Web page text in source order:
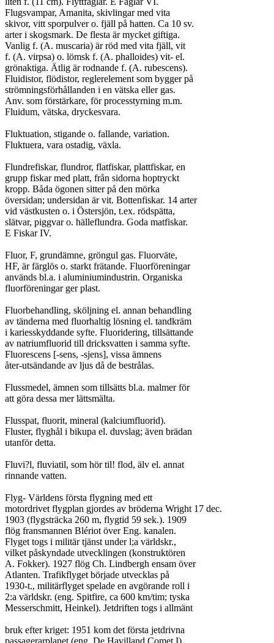
Flugsvampar, Amanita, skivlingar med vita
skivor, vitt sporpulver o. fjäll på hatten. Ca 10 sv.
arter i skogsmark. De flesta är mycket giftiga.
Vanlig f. (A. muscaria) är röd med vita fjäll, vit
f. (A. virpsa) o. lömsk f. (A. phalloides) vit- el.
grönaktiga. Ätlig är rodnande f. (A. rubescens).
Fluidistor, flödistor, reglerelement som bygger på
strömningsförhållanden i en vätska eller gas.
Anv. som förstärkare, för processtyrning m.m.
Fluidum, vätska, dryckesvara.
Fluktuation, stigande o. fallande, variation.
Fluktuera, vara ostadig, växla.
Flundrefiskar, flundror, flatfiskar, plattfiskar, en
grupp fiskar med platt, från sidorna hoptryckt
kropp. Båda ögonen sitter på den mörka
översidan; undersidan är vit. Bottenfiskar. 14 arter
vid västkusten o. i Östersjön, t.ex. rödspätta,
slätvar, piggvar o. hälleflundra. Goda matfiskar.
E Fiskar IV.
Fluor, F, grundämne, gröngul gas. Fluorväte,
HF, är färglös o. starkt frätande. Fluorföreningar
används bl.a. i aluminiumindustrin. Organiska
fluorföreningar ger plast.
Fluorbehandling, sköljning el. annan behandling
av tänderna med fluorhaltig lösning el. tandkräm
i kariesskyddande syfte. Fluoridering, tillsättande
av natriumfluorid till dricksvatten i samma syfte.
Fluorescens [-sens, -sjens], vissa ämnens
åter-utsändande av ljus då de bestrålas.
Flussmedel, ämnen som tillsätts bl.a. malmer för
att göra dessa mer lättsmälta.
Flusspat, fluorit, mineral (kalciumfluorid).
Fluster, flyghål i bikupa el. duvslag; även brädan
utanför detta.
Fluvi?l, fluviatil, som hör til! flod, älv el. annat
rinnande vatten.
Flyg- Världens första flygning med ett
motordrivet flygplan gjordes av bröderna Wright 17 dec.
1903 (flygsträcka 260 m, flygtid 59 sek.). 1909
flög fransmannen Blériot över Eng. kanalen.
Flyget togs i militär tjänst under l;a världskr.,
vilket påskyndade utvecklingen (konstruktören
A. Fokker). 1927 flög Ch. Lindbergh ensam över
Atlanten. Trafikflyget började utvecklas på
1930-t., militärflyget spelade en avgörande roll i
2:a världskr. (eng. Spitfire, ca 600 km/tim; tyska
Messerschmitt, Heinkel). Jetdriften togs i allmänt
bruk efter kriget: 1951 kom det första jetdrivna
passagerarplanet (eng. De Havilland Comet I),